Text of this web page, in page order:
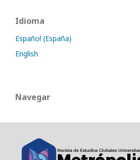
Idioma
Español (España)
English
Navegar